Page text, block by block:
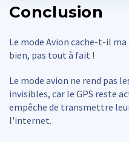
Conclusion
Le mode Avion cache-t-il
bien, pas tout à fait !
Le mode avion ne rend pas
invisibles, car le GPS reste
empêche de transmettre
l'internet.